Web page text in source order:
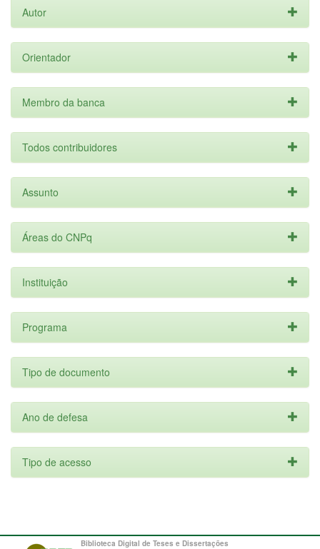
Autor
Orientador
Membro da banca
Todos contribuidores
Assunto
Áreas do CNPq
Instituição
Programa
Tipo de documento
Ano de defesa
Tipo de acesso
Biblioteca Digital de Teses e Dissertações